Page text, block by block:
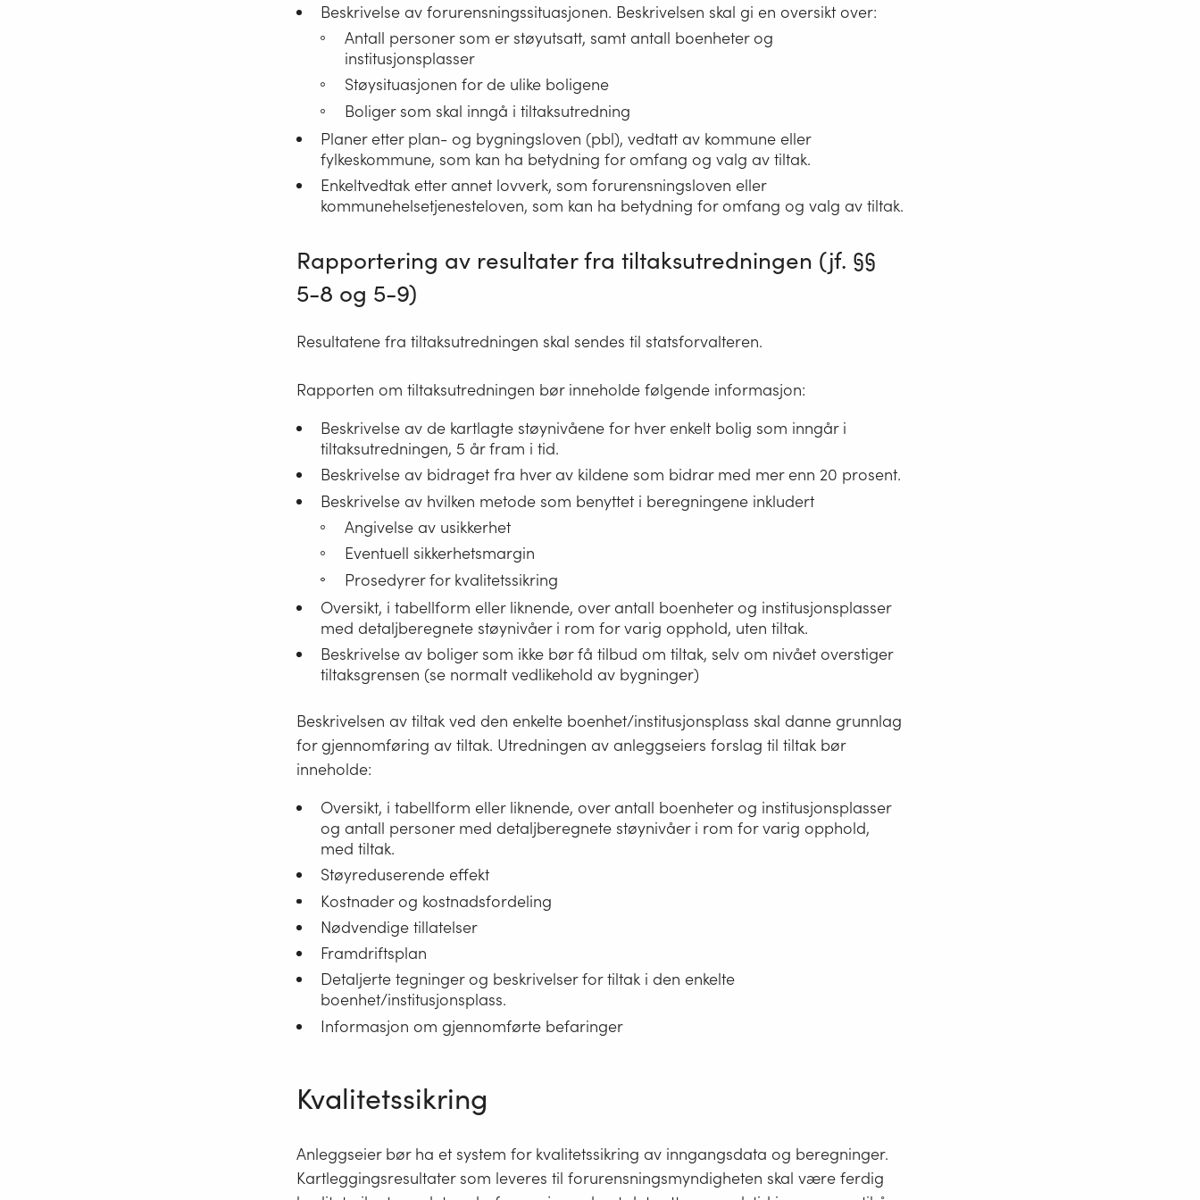
Beskrivelse av forurensningssituasjonen. Beskrivelsen skal gi en oversikt over:
Antall personer som er støyutsatt, samt antall boenheter og
institusjonsplasser
Støysituasjonen for de ulike boligene
Boliger som skal inngå i tiltaksutredning
Planer etter plan- og bygningsloven (pbl), vedtatt av kommune eller
fylkeskommune, som kan ha betydning for omfang og valg av tiltak.
Enkeltvedtak etter annet lovverk, som forurensningsloven eller
kommunehelsetjenesteloven, som kan ha betydning for omfang og valg av tiltak.
Rapportering av resultater fra tiltaksutredningen (jf. §§
5-8 og 5-9)
Resultatene fra tiltaksutredningen skal sendes til statsforvalteren.
Rapporten om tiltaksutredningen bør inneholde følgende informasjon:
Beskrivelse av de kartlagte støynivåene for hver enkelt bolig som inngår i
tiltaksutredningen, 5 år fram i tid.
Beskrivelse av bidraget fra hver av kildene som bidrar med mer enn 20 prosent.
Beskrivelse av hvilken metode som benyttet i beregningene inkludert
Angivelse av usikkerhet
Eventuell sikkerhetsmargin
Prosedyrer for kvalitetssikring
Oversikt, i tabellform eller liknende, over antall boenheter og institusjonsplasser
med detaljberegnete støynivåer i rom for varig opphold, uten tiltak.
Beskrivelse av boliger som ikke bør få tilbud om tiltak, selv om nivået overstiger
tiltaksgrensen (se normalt vedlikehold av bygninger)
Beskrivelsen av tiltak ved den enkelte boenhet/institusjonsplass skal danne grunnlag
for gjennomføring av tiltak. Utredningen av anleggseiers forslag til tiltak bør
inneholde:
Oversikt, i tabellform eller liknende, over antall boenheter og institusjonsplasser
og antall personer med detaljberegnete støynivåer i rom for varig opphold,
med tiltak.
Støyreduserende effekt
Kostnader og kostnadsfordeling
Nødvendige tillatelser
Framdriftsplan
Detaljerte tegninger og beskrivelser for tiltak i den enkelte
boenhet/institusjonsplass.
Informasjon om gjennomførte befaringer
Kvalitetssikring
Anleggseier bør ha et system for kvalitetssikring av inngangsdata og beregninger.
Kartleggings­resultater som leveres til forurensningsmyndigheten skal være ferdig